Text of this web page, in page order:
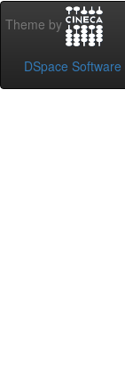
Theme by
DSpace Software